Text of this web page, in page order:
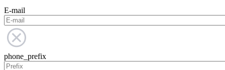
E-mail
phone_prefix